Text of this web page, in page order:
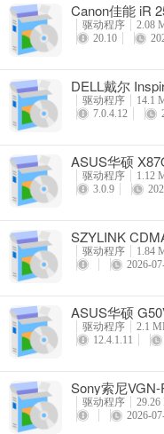
Canon佳能 iR
驱动程序
2.08
20.10
DELL戴尔
驱动程序
14.1
7.0.4.12
ASUS华硕
用程序
驱动程序
1.12
3.0.9
SZYLINK
驱动程序
1.84
2026-
ASUS华硕
驱动程序
2.1
12.4.1.11
Sony索尼
驱动
驱动程序
29.26
2026-